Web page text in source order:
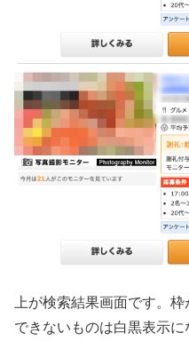
上が検索結果画面です。
できないものは白黒表示に